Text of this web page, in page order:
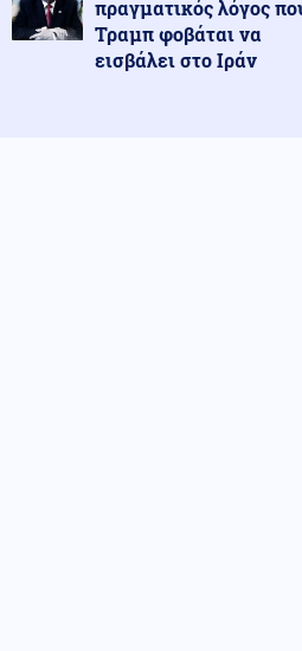
πραγματικός λόγος
Τραμπ φοβάται να
εισβάλει στο Ιράν